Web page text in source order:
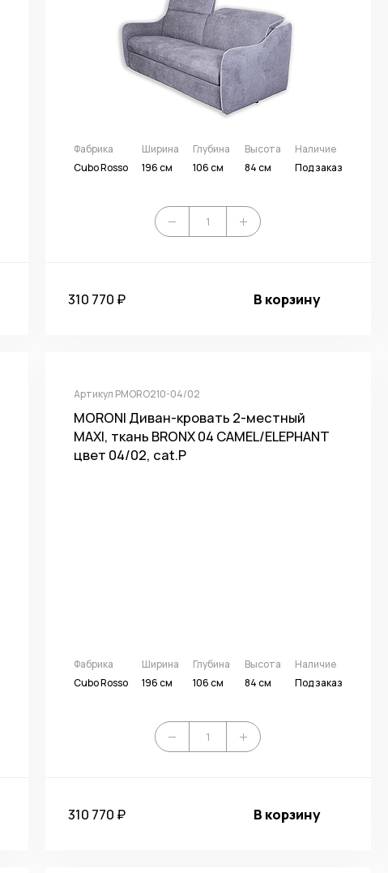
Фабрика
Cubo Rosso
Ширина
196 см
Глубина
106 см
Высота
84 см
Наличие
Под заказ
310 770 ₽ В корзину
Артикул PMORO210-04/02
MORONI Диван-кровать 2-местный
MAXI, ткань BRONX 04 CAMEL/ELEPHANT
цвет 04/02, cat.P
Фабрика
Cubo Rosso
Ширина
196 см
Глубина
106 см
Высота
84 см
Наличие
Под заказ
310 770 ₽ В корзину